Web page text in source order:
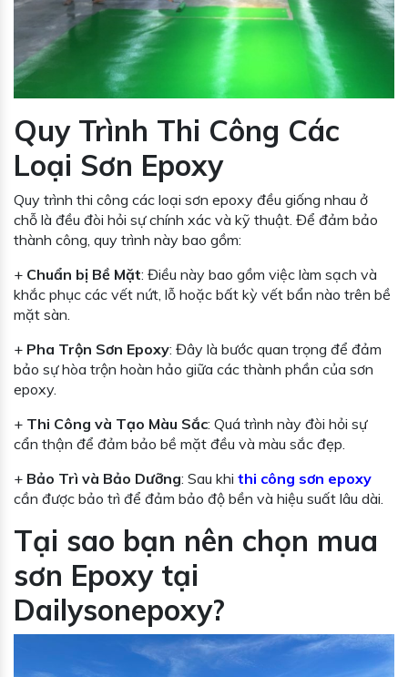
Quy Trình Thi Công Các
Loại Sơn Epoxy
Quy trình thi công các loại sơn epoxy đều giống nhau ở
chỗ là đều đòi hỏi sự chính xác và kỹ thuật. Để đảm bảo
thành công, quy trình này bao gồm:
+ Chuẩn bị Bề Mặt: Điều này bao gồm việc làm sạch và
khắc phục các vết nứt, lỗ hoặc bất kỳ vết bẩn nào trên bề
mặt sàn.
+ Pha Trộn Sơn Epoxy: Đây là bước quan trọng để đảm
bảo sự hòa trộn hoàn hảo giữa các thành phần của sơn
epoxy.
+ Thi Công và Tạo Màu Sắc: Quá trình này đòi hỏi sự
cẩn thận để đảm bảo bề mặt đều và màu sắc đẹp.
+ Bảo Trì và Bảo Dưỡng: Sau khi thi công sơn epoxy
cần được bảo trì để đảm bảo độ bền và hiệu suất lâu dài.
Tại sao bạn nên chọn mua
sơn Epoxy tại
Dailysonepoxy?